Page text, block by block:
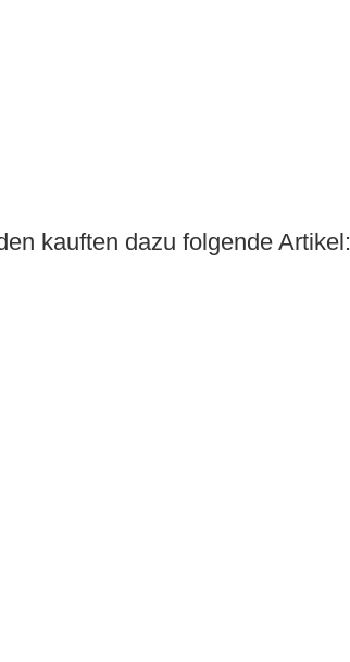
kauften dazu folgende Artikel: